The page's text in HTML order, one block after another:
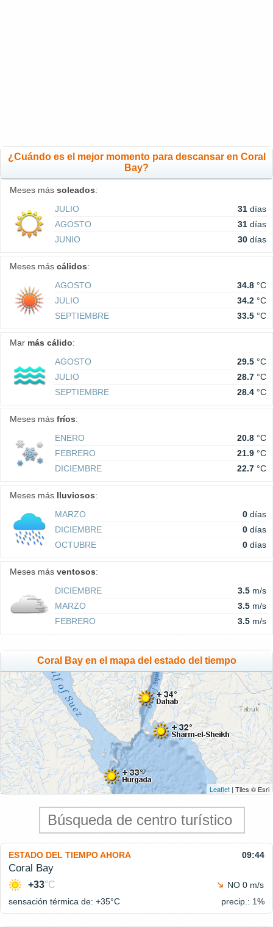
¿Cuándo es el mejor momento para descansar en Coral
Bay?
Meses más soleados:
JULIO
31 días
AGOSTO
31 días
JUNIO
30 días
Meses más cálidos:
AGOSTO
34.8 °C
JULIO
34.2 °C
SEPTIEMBRE
33.5 °C
Mar más cálido:
AGOSTO
29.5 °C
JULIO
28.7 °C
SEPTIEMBRE
28.4 °C
Meses más fríos:
ENERO
20.8 °C
FEBRERO
21.9 °C
DICIEMBRE
22.7 °C
Meses más lluviosos:
MARZO
0 días
DICIEMBRE
0 días
OCTUBRE
0 días
Meses más ventosos:
DICIEMBRE
3.5 m/s
MARZO
3.5 m/s
FEBRERO
3.5 m/s
Coral Bay en el mapa del estado del tiempo
Leaflet | Tiles © Esri
ESTADO DEL TIEMPO AHORA 09:44
Coral Bay
+33°C
NO 0 m/s
sensación térmica de: +35°C precip.: 1%